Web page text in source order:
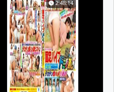
2:48:14